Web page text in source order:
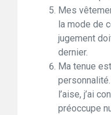
Mes
la mode de
jugement
dernier.
Ma tenue
l’aise, j’ai
préoccupe